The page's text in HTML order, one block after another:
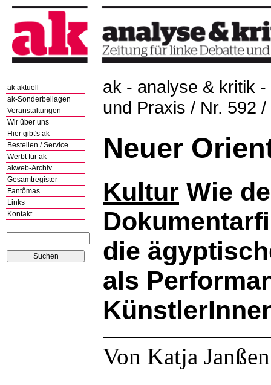
ak aktuell
ak-Sonderbeilagen
Veranstaltungen
Wir über uns
Hier gibt's ak
Bestellen / Service
Werbt für ak
akweb-Archiv
Gesamtregister
Fantômas
Links
Kontakt
ak - analyse & kritik
und Praxis / Nr. 592
Neuer
Kultur Wie
die
als
Von Katja Janßen